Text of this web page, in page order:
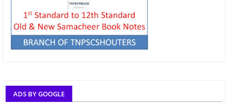
ADS BY GOOGLE